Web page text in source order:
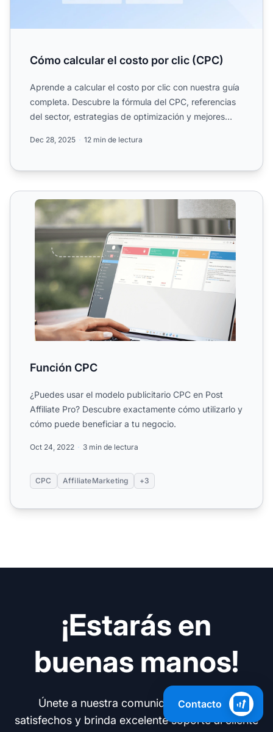
Cómo calcular el costo por clic (CPC)
Aprende a calcular el costo por clic con nuestra guía
completa. Descubre la fórmula del CPC, referencias
del sector, estrategias de optimización y mejores
Dec 28, 2025 12 min de lectura
Función CPC
Función CPC
¿Puedes usar el modelo publicitario CPC en Post
Affiliate Pro? Descubre exactamente cómo utilizarlo y
cómo puede beneficiar a tu negocio.
Oct 24, 2022 3 min de lectura
CPC AffiliateMarketing +3
¡Estarás en
buenas manos!
Únete a nuestra comunidad de clientes
satisfechos y brinda excelente soporte al cliente
Contacto